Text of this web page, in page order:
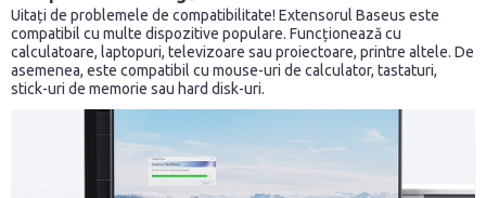
Uitați de problemele de compatibilitate! Extensorul Baseus este
compatibil cu multe dispozitive populare. Funcționează cu
calculatoare, laptopuri, televizoare sau proiectoare, printre altele. De
asemenea, este compatibil cu mouse-uri de calculator, tastaturi,
stick-uri de memorie sau hard disk-uri.